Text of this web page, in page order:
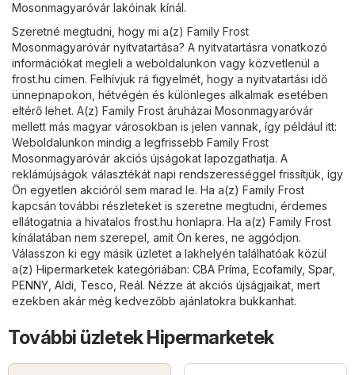
Mosonmagyaróvár lakóinak kínál.
Szeretné megtudni, hogy mi a(z) Family Frost
Mosonmagyaróvár nyitvatartása? A nyitvatartásra vonatkozó
információkat megleli a weboldalunkon vagy közvetlenül a
frost.hu címen. Felhívjuk rá figyelmét, hogy a nyitvatartási idő
ünnepnapokon, hétvégén és különleges alkalmak esetében
eltérő lehet. A(z) Family Frost áruházai Mosonmagyaróvár
mellett más magyar városokban is jelen vannak, így például itt:
Weboldalunkon mindig a legfrissebb Family Frost
Mosonmagyaróvár akciós újságokat lapozgathatja. A
reklámújságok választékát napi rendszerességgel frissítjük, így
Ön egyetlen akcióról sem marad le. Ha a(z) Family Frost
kapcsán további részleteket is szeretne megtudni, érdemes
ellátogatnia a hivatalos frost.hu honlapra. Ha a(z) Family Frost
kínálatában nem szerepel, amit Ön keres, ne aggódjon.
Válasszon ki egy másik üzletet a lakhelyén találhatóak közül
a(z) Hipermarketek kategóriában: CBA Príma Ecofamily, Spar,
PENNY Aldi Tesco Reál. Nézze át akciós újságjaikat, mert
ezekben akár még kedvezőbb ajánlatokra bukkanhat.
További üzletek Hipermarketek